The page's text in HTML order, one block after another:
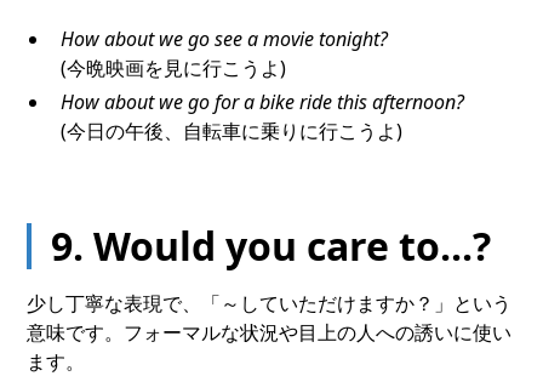
How about we go see a movie tonight?
(今晩映画を見に行こうよ)
How about we go for a bike ride this afternoon?
(今日の午後、自転車に乗りに行こうよ)
9. Would you care to...?
少し丁寧な表現で、「～していただけますか？」という
意味です。フォーマルな状況や目上の人への誘いに使い
ます。